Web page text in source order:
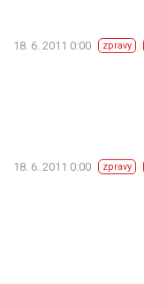
18. 6. 2011 0:00 zpravy
18. 6. 2011 0:00 zpravy